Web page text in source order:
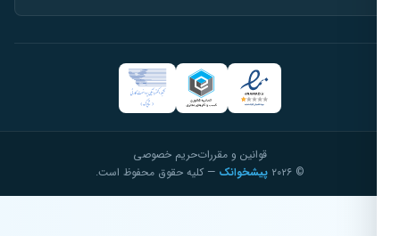
قوانین و مقرراتحریم خصوصی
پیشخوانک— کلیه حقوق محفوظ است.